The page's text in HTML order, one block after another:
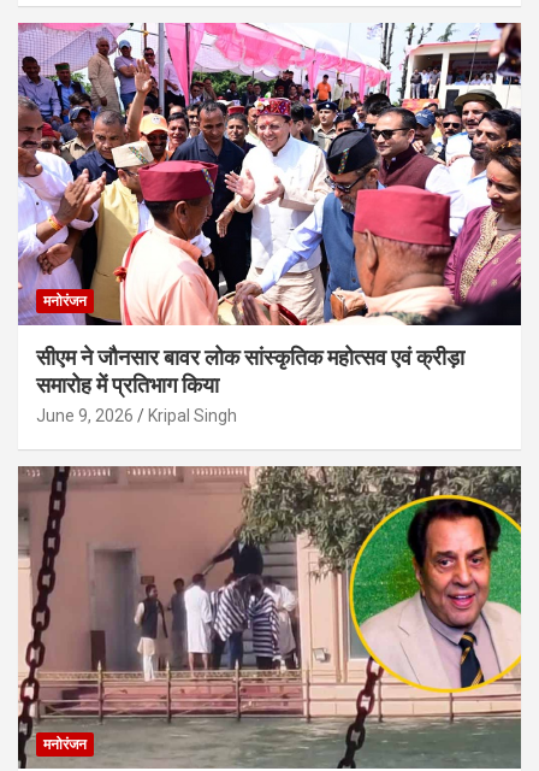
मनोरंजन
सीएम ने जौनसार बावर लोक सांस्कृतिक महोत्सव एवं क्रीड़ा
समारोह में प्रतिभाग किया
June 9, 2026 Kripal Singh
मनोरंजन